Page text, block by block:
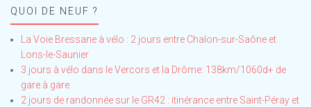
QUOI DE NEUF ?
La Voie Bressane à vélo : 2 jours entre Chalon-sur-Saône et
Lons-le-Saunier
3 jours à vélo dans le Vercors et la Drôme: 138km/1060d+ de
gare à gare
2 jours de randonnée sur le GR42 : itinérance entre Saint-Péray et